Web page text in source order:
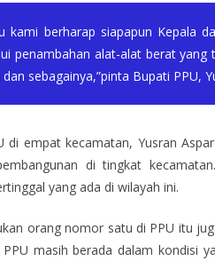
kami berharap siapapun Kepala
penambahan alat-alat berat
sebagainya,”pinta Bupati PPU,
di empat kecamatan, Yusran
di tingkat
yang ada di wilayah ini.
orang nomor satu di PPU itu
masih berada dalam kondisi